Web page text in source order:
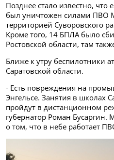
Позднее стало известно,
был уничтожен силами ПВО
территорией Суворовского
Кроме того, 14 БПЛА было
Ростовской области, там
Ближе к утру беспилотники
Саратовской области.
- Есть повреждения на
Энгельсе. Занятия в школах
пройдут в дистанционном
губернатор Роман
о том, что в небе работает